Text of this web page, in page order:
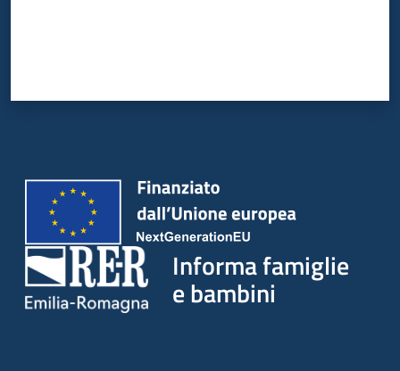
Informa famiglie
e bambini